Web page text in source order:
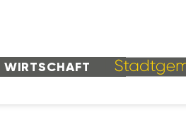
WIRT­SCHAFT